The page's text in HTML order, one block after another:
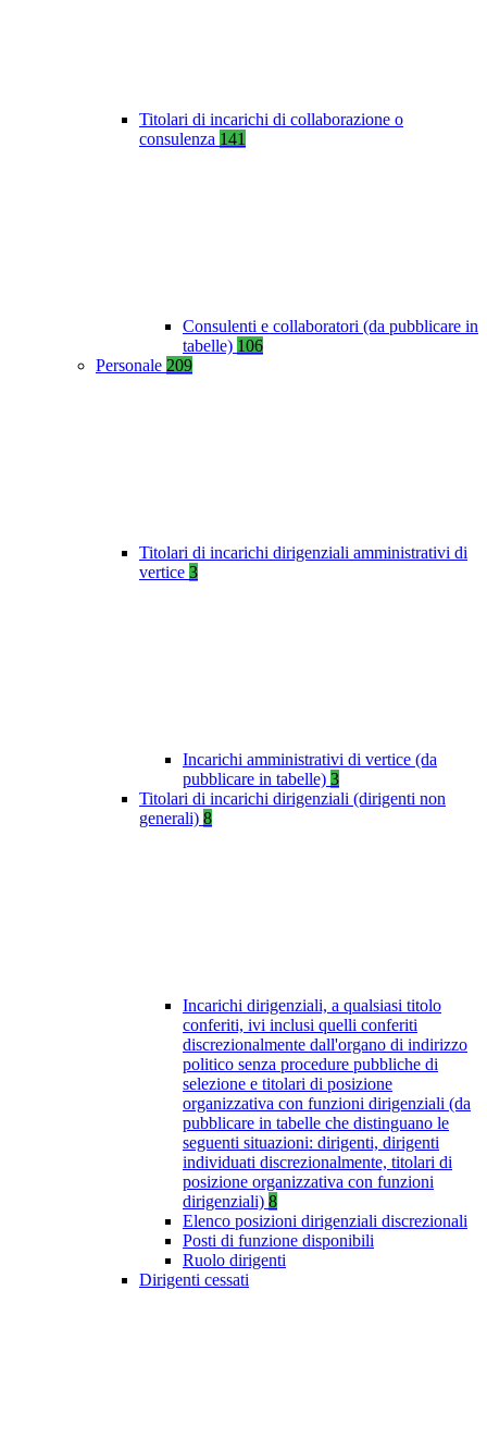
Titolari di incarichi di collaborazione o
consulenza 141
Consulenti e collaboratori (da pubblicare in
tabelle) 106
Personale 209
Titolari di incarichi dirigenziali amministrativi di
vertice 3
Incarichi amministrativi di vertice (da
pubblicare in tabelle) 3
Titolari di incarichi dirigenziali (dirigenti non
generali) 8
Incarichi dirigenziali, a qualsiasi titolo
conferiti, ivi inclusi quelli conferiti
discrezionalmente dall'organo di indirizzo
politico senza procedure pubbliche di
selezione e titolari di posizione
organizzativa con funzioni dirigenziali (da
pubblicare in tabelle che distinguano le
seguenti situazioni: dirigenti, dirigenti
individuati discrezionalmente, titolari di
posizione organizzativa con funzioni
dirigenziali) 8
Elenco posizioni dirigenziali discrezionali
Posti di funzione disponibili
Ruolo dirigenti
Dirigenti cessati